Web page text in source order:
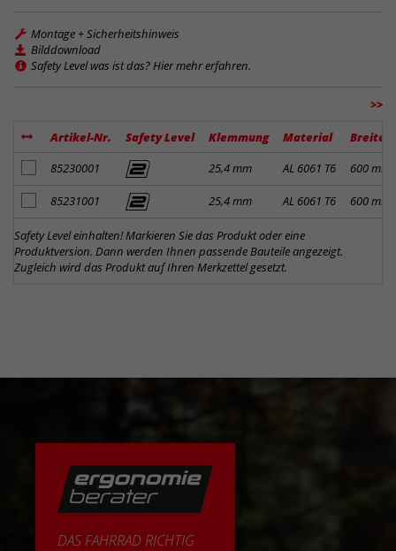
Montage + Sicherheitshinweis
Bilddownload
Safety Level was ist das? Hier mehr erfahren.
>>
Artikel-Nr. Safety Level Klemmung Material
Breite
Artikel zum Merkzettel hinzufügen
85230001 25,4 mm AL 6061 T6 600 mm
Artikel zum Merkzettel hinzufügen
85231001 25,4 mm AL 6061 T6 600 mm
Safety Level einhalten! Markieren Sie das Produkt oder eine
Produktversion. Dann werden Ihnen passende Bauteile angezeigt.
Zugleich wird das Produkt auf Ihren Merkzettel gesetzt.
DAS FAHRRAD RICHTIG